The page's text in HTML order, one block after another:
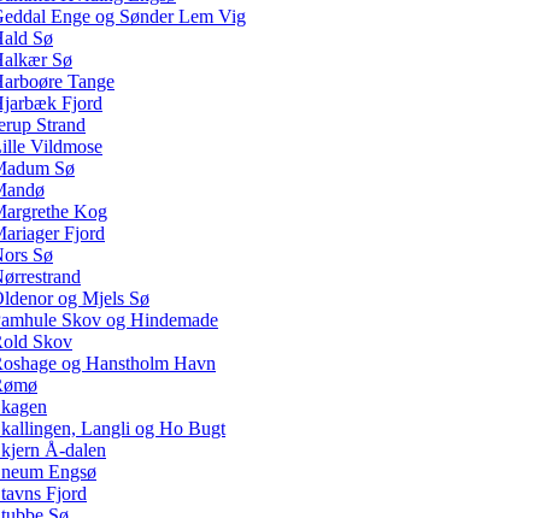
Enge og Sønder Lem Vig
Sø
Sø
Tange
Fjord
Strand
Vildmose
Sø
Kog
Fjord
Sø
og Mjels Sø
Skov og Hindemade
Skov
og Hanstholm Havn
Langli og Ho Bugt
Å-dalen
Engsø
Fjord